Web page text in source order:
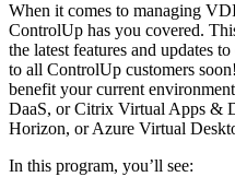
When it comes to managing
ControlUp has you covered.
the latest features and updates
to all ControlUp customers
benefit your current
DaaS, or Citrix Virtual Apps &
Horizon, or Azure Virtual
In this program, you’ll see: